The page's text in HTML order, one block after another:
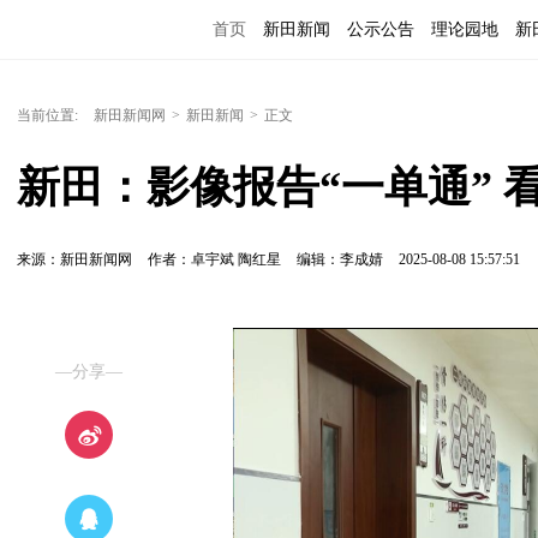
首页 新田新闻 公示公告 理论园地 新
当前位置: 新田新闻网 > 新田新闻 > 正文
新田：影像报告“一单通”
来源：新田新闻网 作者：卓宇斌 陶红星 编辑：李成婧 2025-08-08 15:57:51
—分享—